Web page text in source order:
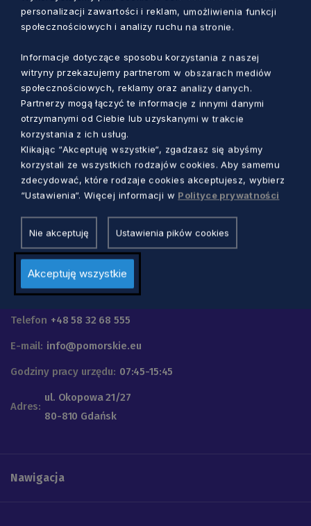
ZDROWIE
COVID-19 grupy zero. Czy zagrożone są
też inne grupy? [AKTUALIZACJA]
Dorota Kulka
Urząd Marszałkowski
Województwa Pomorskiego
Telefon +48 58 32 68 555
E-mail: info@pomorskie.eu
Godziny pracy urzędu: 07:45-15:45
Adres:
ul. Okopowa 21/27
80-810 Gdańsk
Nawigacja
personalizacji zawartości i reklam, umożliwienia funkcji
społecznościowych i analizy ruchu na stronie.
Informacje dotyczące sposobu korzystania z naszej
witryny przekazujemy partnerom w obszarach mediów
społecznościowych, reklamy oraz analizy danych.
Partnerzy mogą łączyć te informacje z innymi danymi
otrzymanymi od Ciebie lub uzyskanymi w trakcie
korzystania z ich usług.
Klikając “Akceptuję wszystkie“, zgadzasz się abyśmy
korzystali ze wszystkich rodzajów cookies. Aby samemu
zdecydować, które rodzaje cookies akceptujesz, wybierz
“Ustawienia“. Więcej informacji w Polityce prywatności
Nie akceptuję Ustawienia pików cookies
Akceptuję wszystkie